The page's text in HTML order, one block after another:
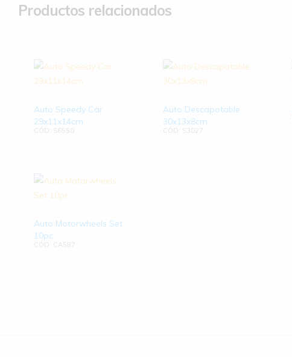
Productos relacionados
Auto Speedy Car
29x11x14cm
CÓD: S6550
Auto Descapotable
30x13x8cm
CÓD: S3027
Auto Motorwheels Set
10pc
CÓD: CA587